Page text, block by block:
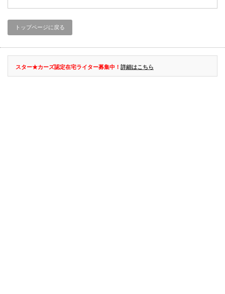
トップページに戻る
スター★カーズ認定在宅ライター募集中！ 詳細はこちら